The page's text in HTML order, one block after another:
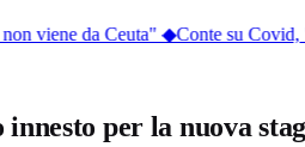
viene da Ceuta"◆ Conte su Covid,
per la nuova